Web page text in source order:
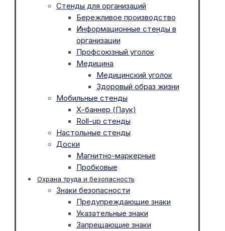
Стенды для организаций
Бережливое производство
Информационные стенды в
организации
Профсоюзный уголок
Медицина
Медицинский уголок
Здоровый образ жизни
Мобильные стенды
Х-баннер (Паук)
Roll-up стенды
Настольные стенды
Доски
Магнитно-маркерные
Пробковые
Охрана труда и безопасность
Знаки безопасности
Предупреждающие знаки
Указательные знаки
Запрещающие знаки